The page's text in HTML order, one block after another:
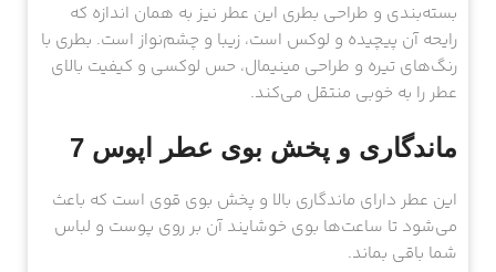
بسته‌بندی و طراحی بطری این عطر نیز به همان اندازه که
رایحه آن پیچیده و لوکس است، زیبا و چشم‌نواز است. بطری با
رنگ‌های تیره و طراحی مینیمال، حس لوکسی و کیفیت بالای
عطر را به خوبی منتقل می‌کند.
ماندگاری و پخش بوی عطر اپوس 7
این عطر دارای ماندگاری بالا و پخش بوی قوی است که باعث
می‌شود تا ساعت‌ها بوی خوشایند آن بر روی پوست و لباس
شما باقی بماند.